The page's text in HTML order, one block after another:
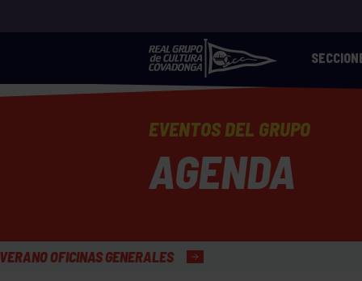
EVENTOS DEL GRUPO
AGENDA